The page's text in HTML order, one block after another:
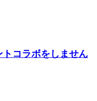
コラボをしません